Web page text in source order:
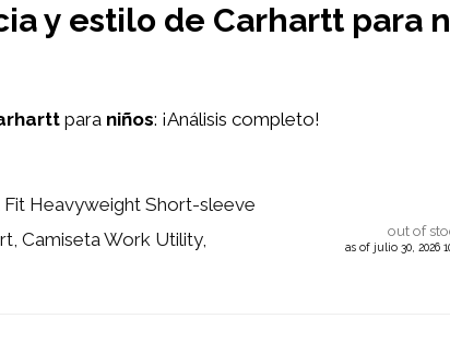
y estilo de Carhartt para
para niños: ¡Análisis completo!
Heavyweight Short-sleeve
Camiseta Work Utility,
out of
as of julio 30, 2026